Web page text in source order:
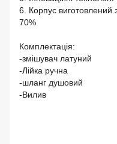
6. Корпус виготовлений
70%
Комплектація:
-змішувач латуний
-Лійка ручна
-шланг душовий
-Вилив